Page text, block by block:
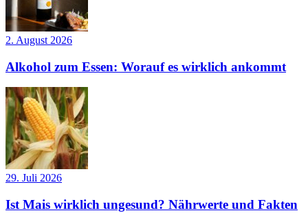
2. August 2026
Alkohol zum Essen: Worauf es wirklich ankommt
29. Juli 2026
Ist Mais wirklich ungesund? Nährwerte und Fakten